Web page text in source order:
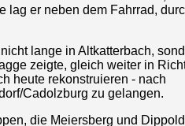
lag er neben dem Fahrrad,
lange in Altkatterbach,
zeigte, gleich weiter in
heute rekonstruieren - nach
Cadolzburg zu gelangen.
die Meiersberg und